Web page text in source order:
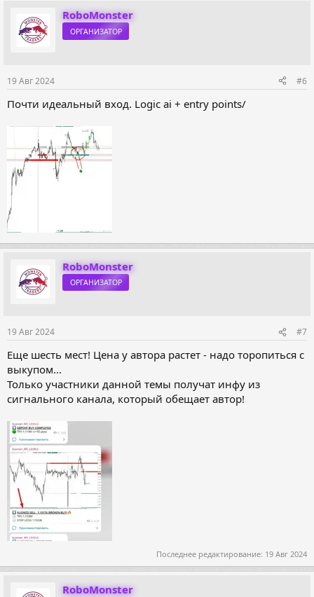
RoboMonster
ОРГАНИЗАТОР
19 Авг 2024 #6
Почти идеальный вход. Logic ai + entry points/
RoboMonster
ОРГАНИЗАТОР
19 Авг 2024 #7
Еще шесть мест! Цена у автора растет - надо торопиться с
выкупом...
Только участники данной темы получат инфу из
сигнального канала, который обещает автор!
Последнее редактирование: 19 Авг 2024
RoboMonster